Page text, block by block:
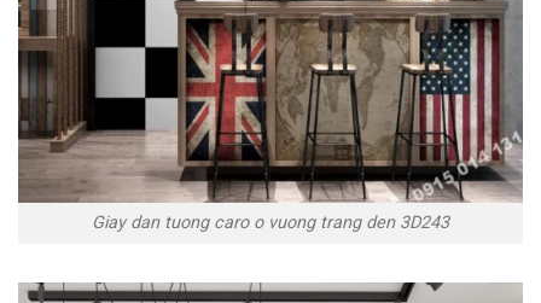
Giay dan tuong caro o vuong trang den 3D243